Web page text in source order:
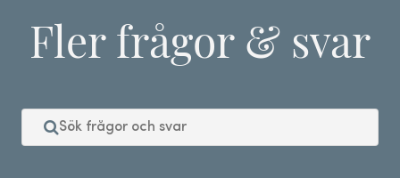
Fler frågor & svar